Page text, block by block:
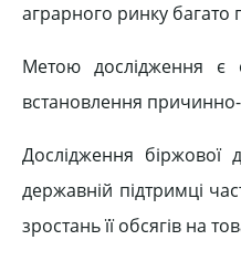
аграрного ринку
Метою дослідження є
встановлення причинно-
Дослідження біржової
державній підтримці
зростань її обсягів на